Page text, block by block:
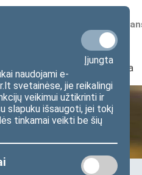
Įjungta
naudojami e-
svetainėse, jie reikalingi
veikimui užtikrinti ir
slapuku išsaugoti, jei tokį
tinkamai veikti be šių
Numatomos
Sudėtis Veikla
vyksta
Seime vyksta